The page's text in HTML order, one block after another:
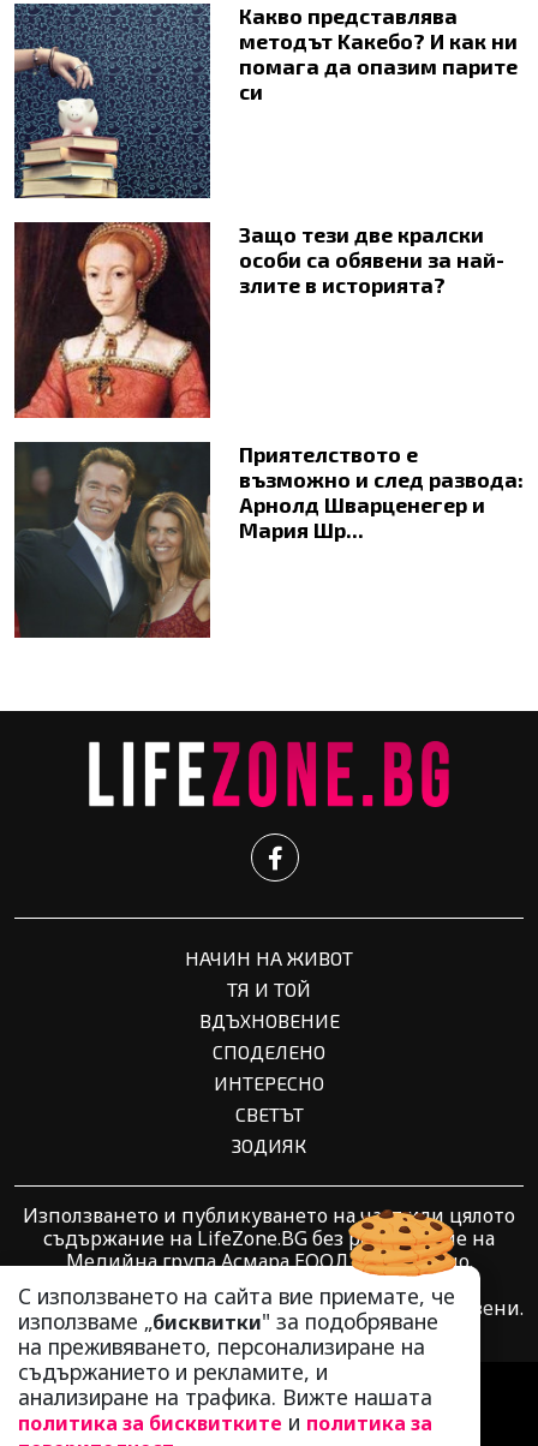
Какво представлява
методът Kaкебо? И как ни
помага да опазим парите
си
Защо тези две кралски
особи са обявени за най-
злите в историята?
Приятелството е
възможно и след развода:
Арнолд Шварценегер и
Мария Шр...
С използването на сайта вие приемате, че
използваме „бисквитки" за подобряване
на преживяването, персонализиране на
съдържанието и рекламите, и
анализиране на трафика. Вижте нашата
политика за бисквитките и политика за
НАЧИН НА ЖИВОТ
ТЯ И ТОЙ
ВДЪХНОВЕНИЕ
СПОДЕЛЕНО
ИНТЕРЕСНО
СВЕТЪТ
ЗОДИЯК
Използването и публикуването на част или цялото
съдържание на LifeZone.BG без разрешение на
Медийна група Асмара ЕООД е забранено.
© 2010 - 2026 | LifeZone.BG. Всички права запазени.
РЕКЛАМА
КОНТАКТИ